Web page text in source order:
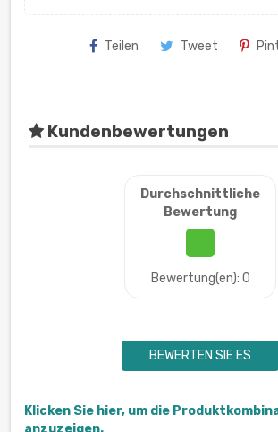
Teilen Tweet
Kundenbewertungen
Durchschnittliche
Bewertung
Bewertung(en): 0
BEWERTEN SIE ES
Klicken Sie hier, um die